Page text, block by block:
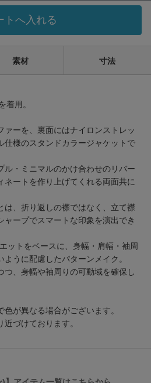
トへ入れる
素材 寸法
着用。
ァーを、裏面にはナイロンストレッ
仕様のスタンドカラージャケットで
ル・ミニマルのかけ合わせのリバー
ネートを作り上げてくれる両面共に
は、折り返しの襟ではなく、立て襟
ャープでスマートな印象を演出でき
ットをベースに、身幅・肩幅・袖周
うに配慮したパターンメイク。
つ、身幅や袖周りの可動域を確保し
が異なる場合がございます。
づけております。